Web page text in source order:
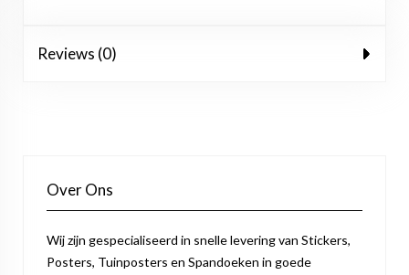
Reviews (0)
Over Ons
Wij zijn gespecialiseerd in snelle levering van Stickers,
Posters, Tuinposters en Spandoeken in goede